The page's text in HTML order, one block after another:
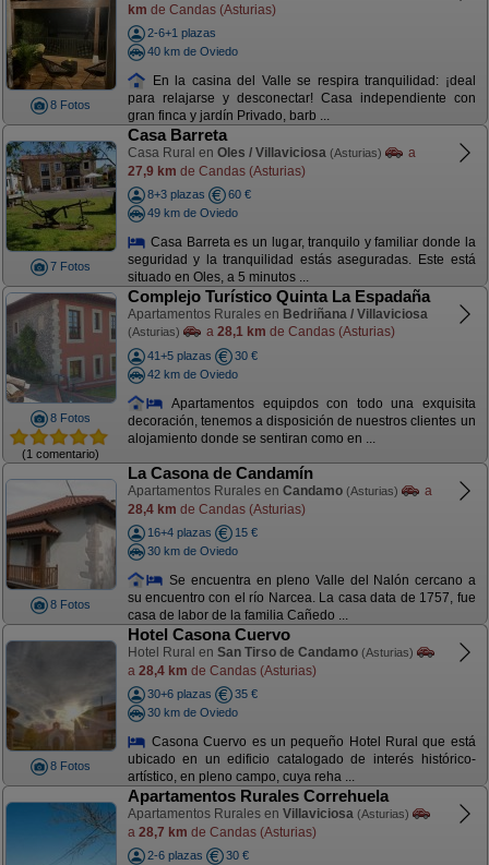
8 Fotos
km de Candas (Asturias)
2-6+1 plazas
40 km de Oviedo
En la casina del Valle se respira tranquilidad: ¡deal
para relajarse y desconectar! Casa independiente con
gran finca y jardín Privado, barb ...
7 Fotos
Casa Barreta
Casa Rural en Oles / Villaviciosa (Asturias)
a
27,9 km de Candas (Asturias)
8+3 plazas
60 €
49 km de Oviedo
Casa Barreta es un lugar, tranquilo y familiar donde la
seguridad y la tranquilidad estás aseguradas. Este está
situado en Oles, a 5 minutos ...
8 Fotos
(1 comentario)
Complejo Turístico Quinta La Espadaña
Apartamentos Rurales en Bedriñana / Villaviciosa
(Asturias) a 28,1 km de Candas (Asturias)
41+5 plazas
30 €
42 km de Oviedo
Apartamentos equipdos con todo una exquisita
decoración, tenemos a disposición de nuestros clientes un
alojamiento donde se sentiran como en ...
8 Fotos
La Casona de Candamín
Apartamentos Rurales en Candamo (Asturias)
a
28,4 km de Candas (Asturias)
16+4 plazas
15 €
30 km de Oviedo
Se encuentra en pleno Valle del Nalón cercano a
su encuentro con el río Narcea. La casa data de 1757, fue
casa de labor de la familia Cañedo ...
8 Fotos
Hotel Casona Cuervo
Hotel Rural en San Tirso de Candamo (Asturias)
a 28,4 km de Candas (Asturias)
30+6 plazas
35 €
30 km de Oviedo
Casona Cuervo es un pequeño Hotel Rural que está
ubicado en un edificio catalogado de interés histórico-
artístico, en pleno campo, cuya reha ...
Apartamentos Rurales Correhuela
Apartamentos Rurales en Villaviciosa (Asturias)
a 28,7 km de Candas (Asturias)
2-6 plazas
30 €